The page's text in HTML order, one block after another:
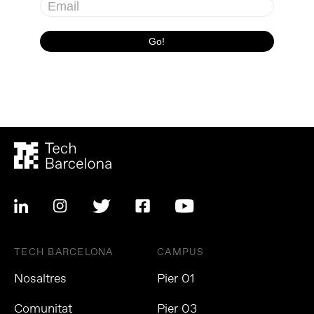
TECH BARCELONA
Nosaltres
Comunitat
CAMPUS
Pier 01
Pier 03